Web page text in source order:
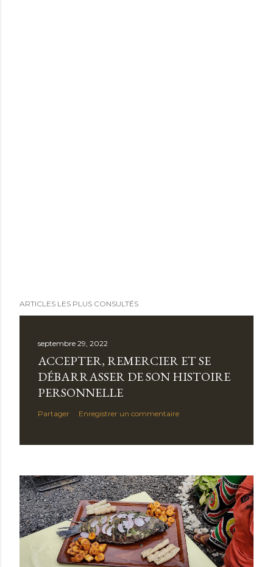
ARTICLES LES PLUS CONSULTÉS
septembre 29, 2022
ACCEPTER, REMERCIER ET SE
DÉBARRASSER DE SON HISTOIRE
PERSONNELLE
Partager Enregistrer un commentaire